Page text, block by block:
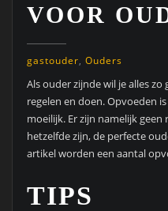
VOOR
gastouder, Ouders
Als ouder zijnde wil je alles
regelen en doen. Opvoeden
moeilijk. Er zijn namelijk
hetzelfde zijn, de perfecte
artikel worden een aantal
TIPS